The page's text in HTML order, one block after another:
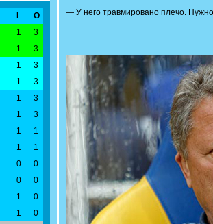
О
1
3
1
3
1
3
1
3
1
3
1
3
1
1
1
1
0
0
0
0
1
0
1
0
— У него травмировано плечо.